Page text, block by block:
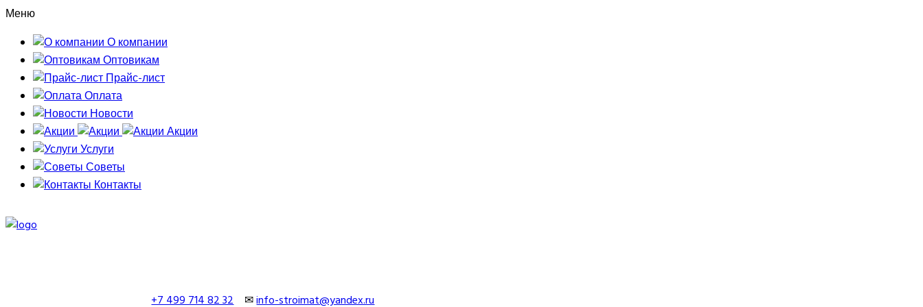
Меню
О компании
Оптовикам
Прайс-лист
Оплата
Новости
Акции
Услуги
Советы
Контакты
+7 499 714 82 32✉info-stroimat@yandex.ru